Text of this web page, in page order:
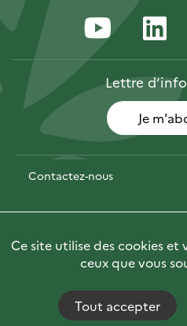
Lettre
Je
Contactez-nous
Espace presse
Photofor
Accessibilité : non
Ce site utilise des cookies
ceux que vous
Tout accepter